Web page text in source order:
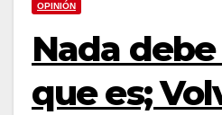
OPINIÓN
Nada
que es;